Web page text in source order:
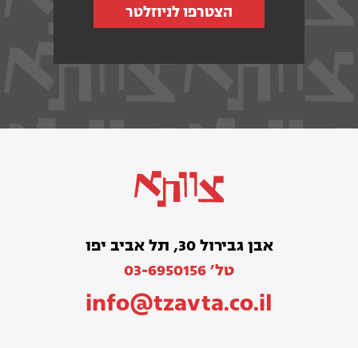
הצטרפו לניוזלטר
אבן גבירול 30, תל אביב יפו
טל׳ 03-6950156
info@tzavta.co.il